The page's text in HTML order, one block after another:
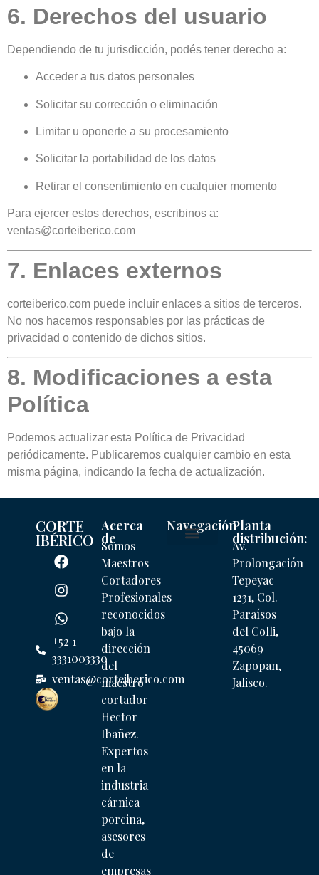
6. Derechos del usuario
Dependiendo de tu jurisdicción, podés tener derecho a:
Acceder a tus datos personales
Solicitar su corrección o eliminación
Limitar u oponerte a su procesamiento
Solicitar la portabilidad de los datos
Retirar el consentimiento en cualquier momento
Para ejercer estos derechos, escribinos a:
ventas@corteiberico.com
7. Enlaces externos
corteiberico.com puede incluir enlaces a sitios de terceros.
No nos hacemos responsables por las prácticas de
privacidad o contenido de dichos sitios.
8. Modificaciones a esta
Política
Podemos actualizar esta Política de Privacidad
periódicamente. Publicaremos cualquier cambio en esta
misma página, indicando la fecha de actualización.
CORTE
IBÉRICO
+52 1
3331003330
ventas@corteiberico.com
Acerca
de
Somos
Maestros
Cortadores
Profesionales
reconocidos
bajo la
dirección
del
maestro
cortador
Hector
Ibañez.
Expertos
en la
industria
cárnica
porcina,
asesores
de
empresas
NavegaciónPlanta
distribución:
Av.
Prolongación
Tepeyac
1231, Col.
Paraísos
del Colli,
45069
Zapopan,
Jalisco.